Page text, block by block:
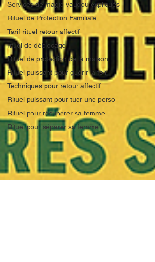
Services de magie vaudou expliqués
Rituel de Protection Familiale
Tarif rituel retour affectif
rituel de déblocage
Rituel de protection de la maison
Rituel puissant pour guérir la foli
Techniques pour retour affectif
Rituel puissant pour tuer une perso
Rituel pour récupérer sa femme
Rituel pour séparer sa femme